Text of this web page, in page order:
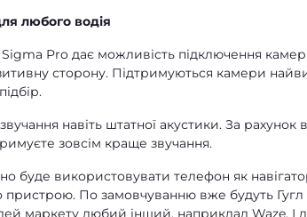
любого водія
Sigma Pro дає можливість підключення
сторону. Підтримуються камери
навіть штатної акустики. За рахунок
зовсім краще звучання.
буде використовувати телефон як
пристрою. По замовчуванню вже будуть
маркету любий інший, наприклад Waze. І